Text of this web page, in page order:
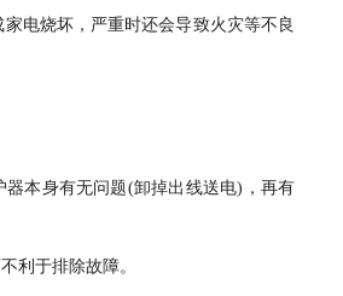
电烧坏，严重时还会导致火灾等不良
本身有无问题(卸掉出线送电)，再有
利于排除故障。